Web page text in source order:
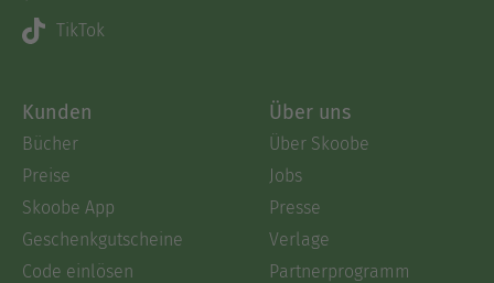
TikTok
Kunden
Bücher
Preise
Skoobe App
Geschenkgutscheine
Code einlösen
Über uns
Über Skoobe
Jobs
Presse
Verlage
Partnerprogramm